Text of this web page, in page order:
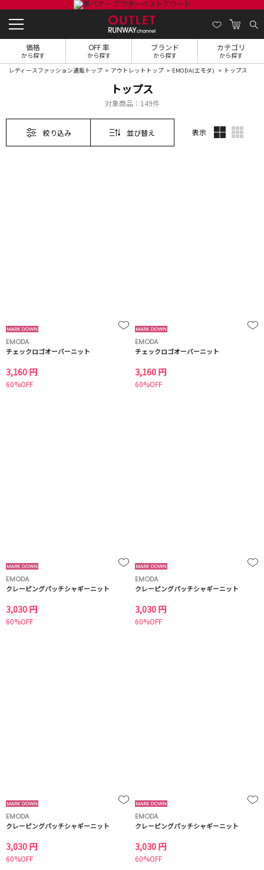
価格
から探す
OFF 率
から探す
ブランド
から探す
カテゴリ
から探す
レディースファッション通販トップ アウトレットトップ EMODA(エモダ) トップス
トップス
対象商品： 149件
絞り込み 並び替え 表示
EMODA
チェックロゴオーバーニット
3,160 円
60%OFF
EMODA
チェックロゴオーバーニット
3,160 円
60%OFF
EMODA
クレーピングパッチシャギーニット
3,030 円
60%OFF
EMODA
クレーピングパッチシャギーニット
3,030 円
60%OFF
EMODA
クレーピングパッチシャギーニット
3,030 円
60%OFF
EMODA
クレーピングパッチシャギーニット
3,030 円
60%OFF